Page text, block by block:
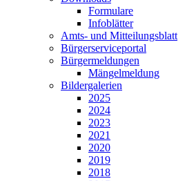
Formulare
Infoblätter
Amts- und Mitteilungsblatt
Bürgerserviceportal
Bürgermeldungen
Mängelmeldung
Bildergalerien
2025
2024
2023
2021
2020
2019
2018